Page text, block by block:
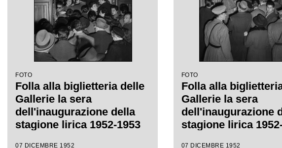
FOTO
Folla alla biglietteria delle
Gallerie la sera
dell'inaugurazione della
stagione lirica 1952-1953
07 DICEMBRE 1952
FOTO
Folla alla
Gallerie la sera
dell'inaugurazione
stagione lirica
07 DICEMBRE 1952